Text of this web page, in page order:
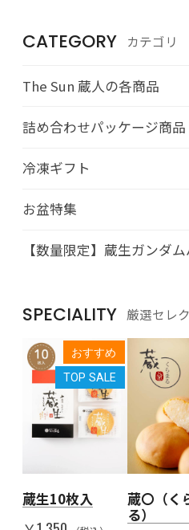
CATEGORY カテゴリ
The Sun 蔵人の各商品
詰め合わせパッケージ商品
冷凍ギフト
お盆特集
【数量限定】蔵生ガンダ
SPECIALITY 厳選セレ
おすすめ
TOP SALE
蔵生10枚入
蔵〇（く
る）